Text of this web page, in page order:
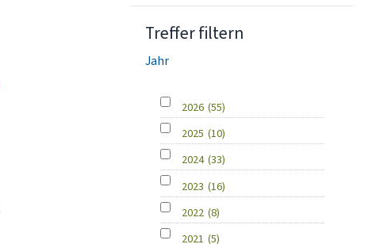
Treffer filtern
Jahr
2026 (55)
2025 (10)
2024 (33)
2023 (16)
2022 (8)
2021 (5)